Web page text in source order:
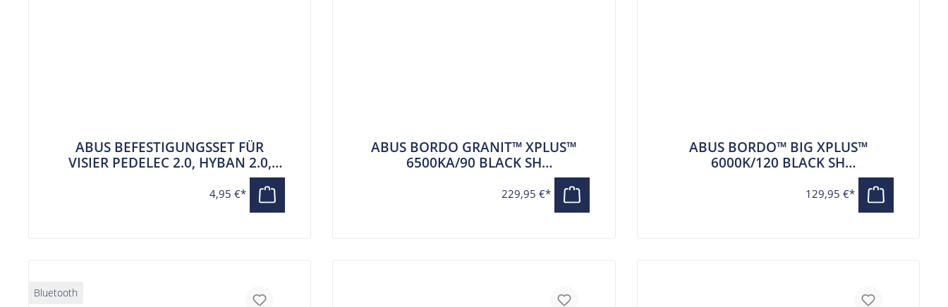
ABUS BEFESTIGUNGSSET FÜR
VISIER PEDELEC 2.0, HYBAN 2.0,
4,95 €*
ABUS BORDO GRANIT™ XPLUS™
6500KA/90 BLACK SH
FALTBÜGELSCHLOSS 90CM ALARM
229,95 €*
ABUS BORDO™ BIG XPLUS™
6000K/120 BLACK SH
FALTBÜGELSCHLOSS 120 CM
129,95 €*
Bluetooth